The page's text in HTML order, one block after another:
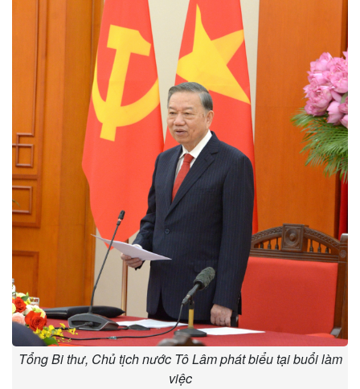
Tổng Bi thư, Chủ tịch nước Tô Lâm phát biểu tại buổi làm
việc